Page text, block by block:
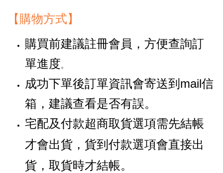
【購物方式】
購買前建議註冊會員，方便查詢訂
單進度。
成功下單後訂單資訊會寄送到mail信
箱，建議查看是否有誤。
宅配及付款超商取貨選項需先結帳
才會出貨，貨到付款選項會直接出
貨，取貨時才結帳。